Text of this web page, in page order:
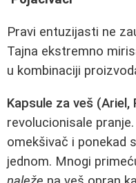
Pravi entuzijasti ne
Tajna ekstremno
u kombinaciji
Kapsule za veš (Ariel,
revolucionisale
omekšivač i ponekad
jednom. Mnogi